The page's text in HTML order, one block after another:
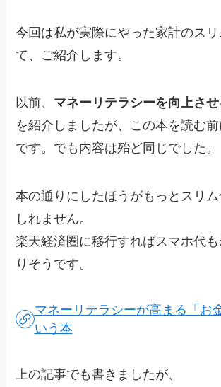
今回は私が実際にやった家計のス
て、ご紹介します。
以前、 マネーリテラシーを向上さ
を紹介しましたが、この本を読む
です。でも内容は殆ど同じでした。
本の通りにしたほうがもっとスリ
しれません。
楽天経済圏に移行すればスマホ代
りそうです。
マネーリテラシーが高まる「お
いう本
上の記事でも書きましたが、